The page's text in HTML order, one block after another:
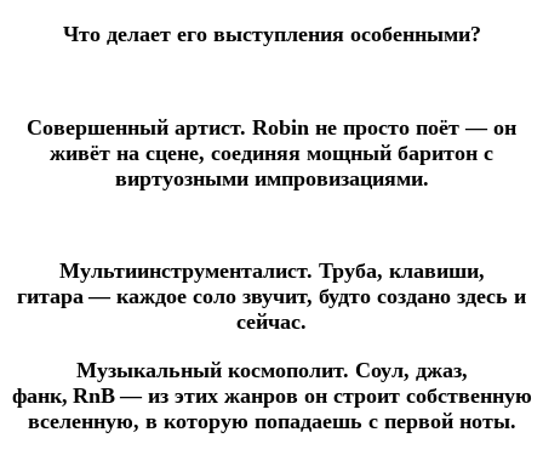
Что делает его выступления особенными?
Совершенный артист. Robin не просто поёт — он
живёт на сцене, соединяя мощный баритон с
виртуозными импровизациями.
Мультиинструменталист. Труба, клавиши,
гитара — каждое соло звучит, будто создано здесь и
сейчас.
Музыкальный космополит. Соул, джаз,
фанк, RnB — из этих жанров он строит собственную
вселенную, в которую попадаешь с первой ноты.